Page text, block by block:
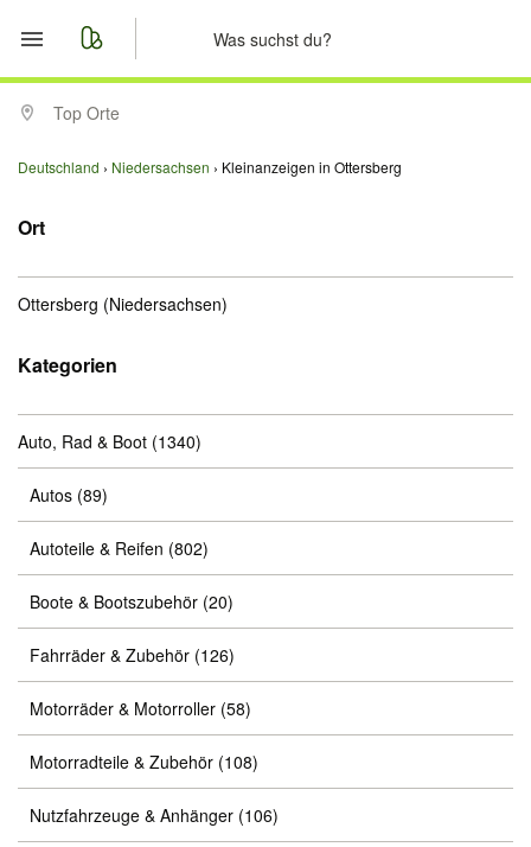
Start
Merkliste
Anzeige aufgeben
Top Orte
Deutschland Niedersachsen Kleinanzeigen in Ottersberg
Ort
Ottersberg (Niedersachsen)
Kategorien
Auto, Rad & Boot (1340)
Autos (89)
Autoteile & Reifen (802)
Boote & Bootszubehör (20)
Fahrräder & Zubehör (126)
Motorräder & Motorroller (58)
Motorradteile & Zubehör (108)
Nutzfahrzeuge & Anhänger (106)